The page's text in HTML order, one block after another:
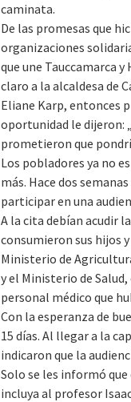
caminata.
De las promesas que
organizaciones
que une Tauccamarca y
claro a la alcaldesa de
Eliane Karp, entonces
oportunidad le dijeron:
prometieron que
Los pobladores ya no
más. Hace dos
participar en una
A la cita debían acudir
consumieron sus hijos
Ministerio de
y el Ministerio de
personal médico que
Con la esperanza de
15 días. Al llegar a la
indicaron que la
Solo se les informó
incluya al profesor